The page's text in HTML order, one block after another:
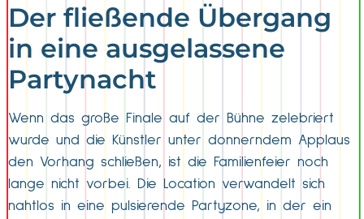
Der fließende Übergang
in eine ausgelassene
Partynacht
Wenn das große Finale auf der Bühne zelebriert
wurde und die Künstler unter donnerndem Applaus
den Vorhang schließen, ist die Familienfeier noch
lange nicht vorbei. Die Location verwandelt sich
nahtlos in eine pulsierende Partyzone, in der ein